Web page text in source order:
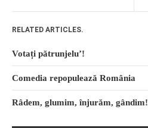
RELATED ARTICLES.
Votați pătrunjelu’!
Comedia repopulează România
Râdem, glumim, înjurăm, gândim!